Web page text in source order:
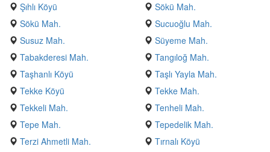
Şıhlı Köyü
Sökü Mah.
Sökü Mah.
Sucuoğlu Mah.
Susuz Mah.
Süyeme Mah.
Tabakderesi Mah.
Tangıloğ Mah.
Taşhanlı Köyü
Taşlı Yayla Mah.
Tekke Köyü
Tekke Mah.
Tekkeli Mah.
Tenheli Mah.
Tepe Mah.
Tepedelik Mah.
Terzi Ahmetli Mah.
Tırnalı Köyü